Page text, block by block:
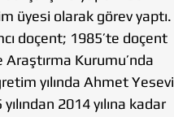
üyesi olarak görev yaptı.
doçent; 1985’te doçent
Araştırma Kurumu’nda
yılında Ahmet Yesevi
2014 yılına kadar